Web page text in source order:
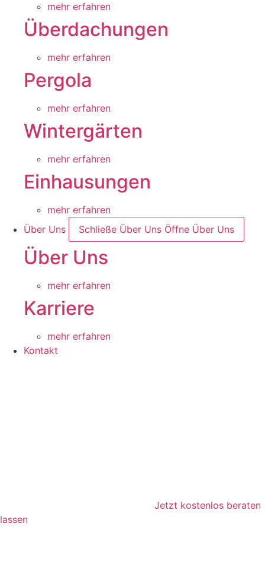
mehr erfahren
Überdachungen
mehr erfahren
Pergola
mehr erfahren
Wintergärten
mehr erfahren
Einhausungen
mehr erfahren
Über Uns
Schließe Über Uns Öffne Über Uns
Über Uns
mehr erfahren
Karriere
mehr erfahren
Kontakt
Jetzt kostenlos beraten
lassen